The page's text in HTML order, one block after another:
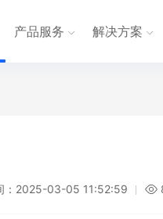
产品服务 解决方案
2025-03-05 11:52:59